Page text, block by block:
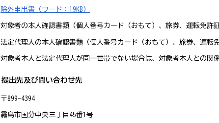
除外申出書（ワード：19KB）
対象者の本人確認書類（個人番号カード（おもて）、旅券、運転免許
法定代理人の本人確認書類（個人番号カード（おもて）、旅券、運転
対象者本人と法定代理人が同一世帯でない場合は、対象者本人との関
提出先及び問い合わせ先
〒899-4394
霧島市国分中央三丁目45番1号